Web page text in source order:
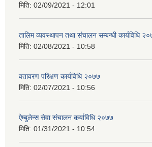
मिति: 02/09/2021 - 12:01
तालिम व्यवस्थापन तथा संचालन सम्बन्धी कार्यविधि
मिति: 02/08/2021 - 10:58
वतावरण परिक्षण कार्यविधि २०७७
मिति: 02/07/2021 - 10:56
ऐम्बुलेन्स सेवा संचालन कर्याविधि २०७७
मिति: 01/31/2021 - 10:54